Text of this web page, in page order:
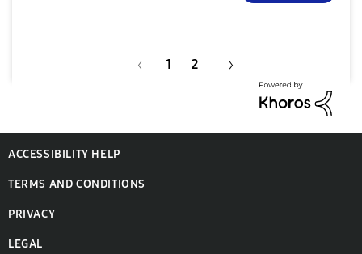
1 2
ACCESSIBILITY HELP
TERMS AND CONDITIONS
PRIVACY
LEGAL